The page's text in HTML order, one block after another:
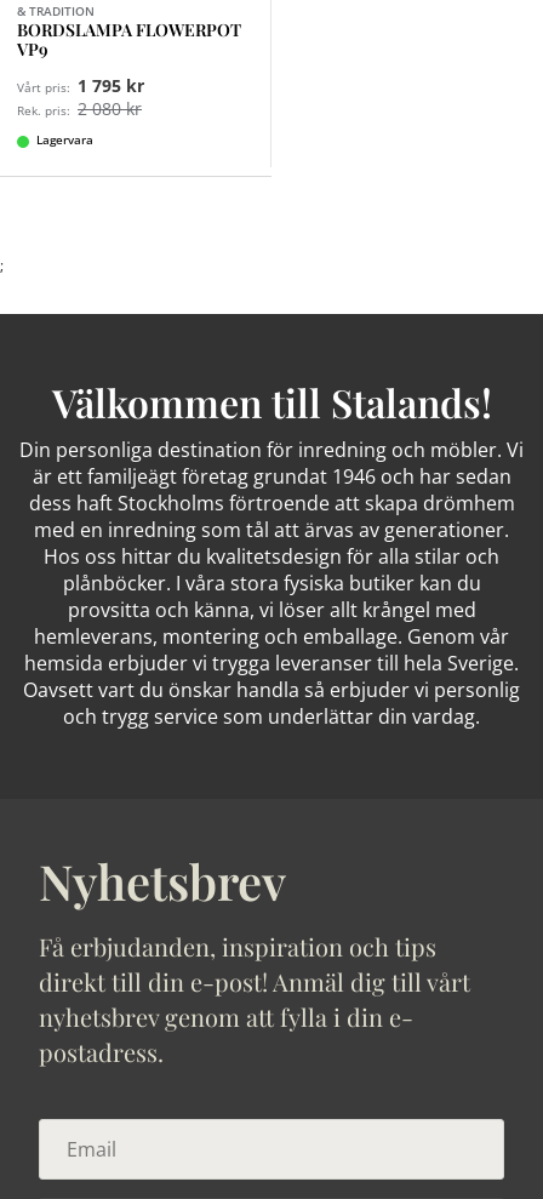
& TRADITION
BORDSLAMPA FLOWERPOT
VP9
Vårt pris: 1 795 kr
Rek. pris: 2 080 kr
Lagervara
;
Välkommen till Stalands!
Din personliga destination för inredning och möbler. Vi
är ett familjeägt företag grundat 1946 och har sedan
dess haft Stockholms förtroende att skapa drömhem
med en inredning som tål att ärvas av generationer.
Hos oss hittar du kvalitetsdesign för alla stilar och
plånböcker. I våra stora fysiska butiker kan du
provsitta och känna, vi löser allt krångel med
hemleverans, montering och emballage. Genom vår
hemsida erbjuder vi trygga leveranser till hela Sverige.
Oavsett vart du önskar handla så erbjuder vi personlig
och trygg service som underlättar din vardag.
Nyhetsbrev
Få erbjudanden, inspiration och tips
direkt till din e-post! Anmäl dig till vårt
nyhetsbrev genom att fylla i din e-
postadress.